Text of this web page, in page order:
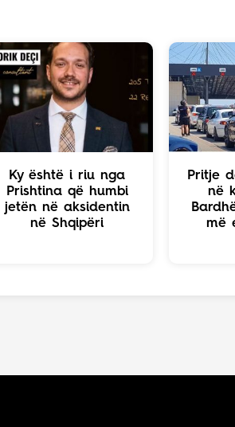
Ky është i riu nga
Prishtina që humbi
jetën në aksidentin
në Shqipëri
Pritje
në
më